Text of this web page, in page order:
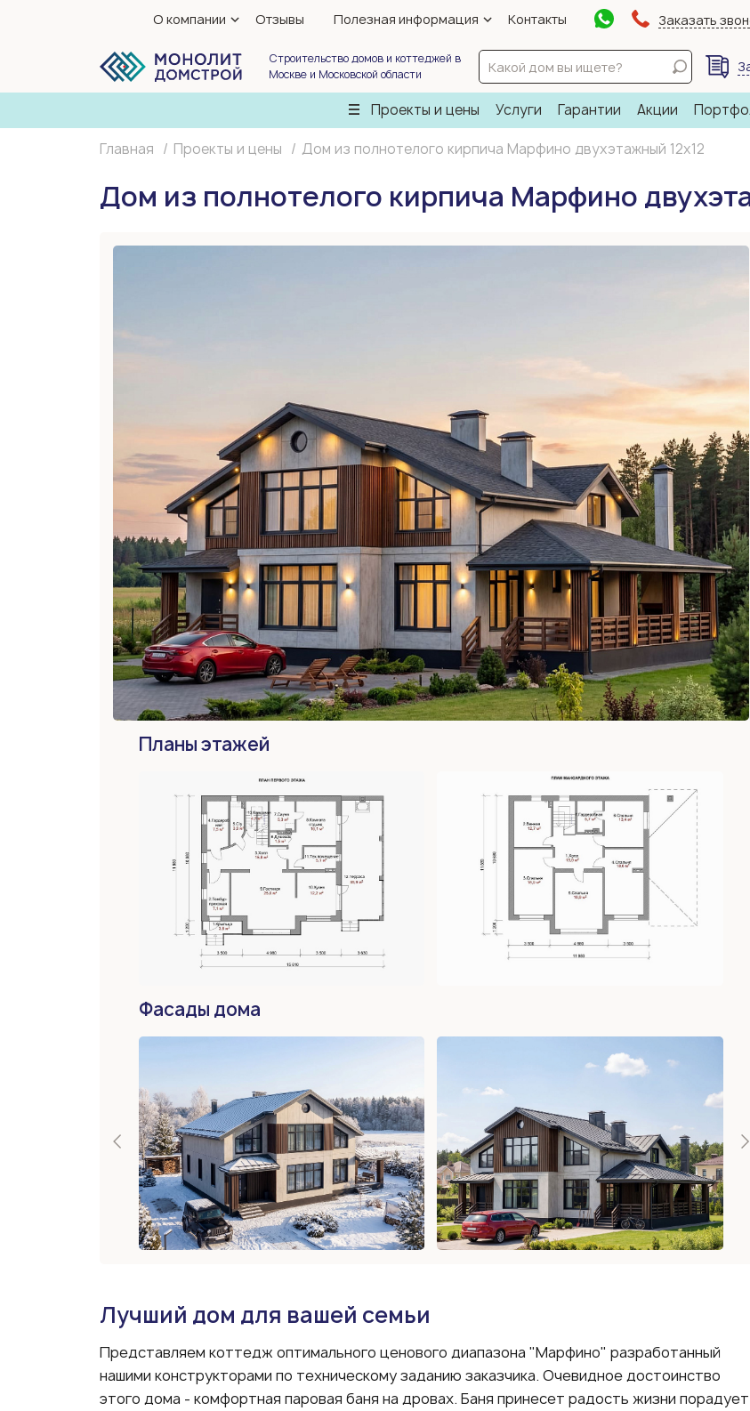
О компании Отзывы Полезная информация Контакты Заказать
Строительство домов и коттеджей в
Москве и Московской области
Проекты и цены Услуги Гарантии Акции
Главная Проекты и цены Дом из полнотелого кирпича Марфино двухэтажный 12х12
Дом из полнотелого кирпича Марфино
Планы этажей
Фасады дома
Лучший дом для вашей семьи
Представляем коттедж оптимального ценового диапазона "Марфино" разработанный
нашими конструкторами по техническому заданию заказчика. Очевидное достоинство
этого дома - комфортная паровая баня на дровах. Баня принесет радость жизни порадует